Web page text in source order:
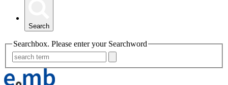
Search
Searchbox. Please enter your Searchword